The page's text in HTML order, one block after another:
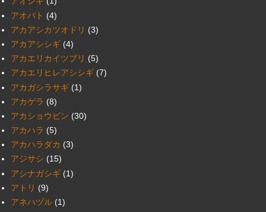
アオバト (4)
アカアシカツオドリ (3)
アカアシシギ (4)
アカエリカイツブリ (5)
アカエリヒレアシシギ (7)
アカガシラサギ (1)
アカゲラ (8)
アカショウビン (30)
アカハラ (5)
アカハラダカ (3)
アジサシ (15)
アシナガシギ (1)
アトリ (9)
アネハヅル (1)